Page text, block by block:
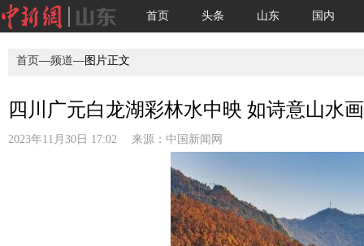
首页 头条 山东 国内
首页—频道—图片正文
四川广元白龙湖彩林水中映 如诗意山水
2023年11月30日 17:02 来源： 中国新闻网